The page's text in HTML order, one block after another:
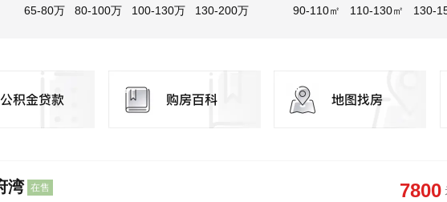
65-80万
80-100万 100-130万
130-200万
90-110㎡
110-130㎡
130-
湾 在售 7800